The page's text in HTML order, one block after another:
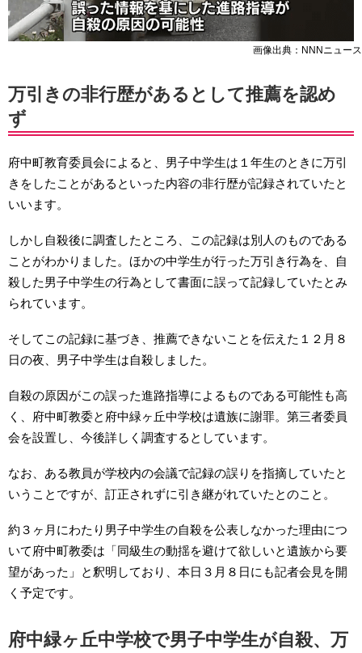
画像出典：NNNニュース
万引きの非行歴があるとして推薦を認め
ず
府中町教育委員会によると、男子中学生は１年生のときに万引
きをしたことがあるといった内容の非行歴が記録されていたと
いいます。
しかし自殺後に調査したところ、この記録は別人のものである
ことがわかりました。ほかの中学生が行った万引き行為を、自
殺した男子中学生の行為として書面に誤って記録していたとみ
られています。
そしてこの記録に基づき、推薦できないことを伝えた１２月８
日の夜、男子中学生は自殺しました。
自殺の原因がこの誤った進路指導によるものである可能性も高
く、府中町教委と府中緑ヶ丘中学校は遺族に謝罪。第三者委員
会を設置し、今後詳しく調査するとしています。
なお、ある教員が学校内の会議で記録の誤りを指摘していたと
いうことですが、訂正されずに引き継がれていたとのこと。
約３ヶ月にわたり男子中学生の自殺を公表しなかった理由につ
いて府中町教委は「同級生の動揺を避けて欲しいと遺族から要
望があった」と釈明しており、本日３月８日にも記者会見を開
く予定です。
府中緑ヶ丘中学校で男子中学生が自殺、万